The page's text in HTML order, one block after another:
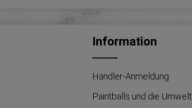
Information
Händler-Anmeldung
Paintballs und die Umwelt